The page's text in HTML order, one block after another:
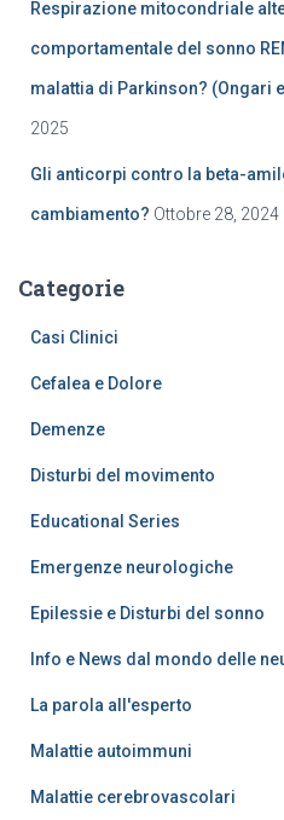
Respirazione mitocondriale
comportamentale del sonno
malattia di Parkinson? (Ongari
2025
Gli anticorpi contro la beta-
cambiamento? Ottobre 28, 2024
Categorie
Casi Clinici
Cefalea e Dolore
Demenze
Disturbi del movimento
Educational Series
Emergenze neurologiche
Epilessie e Disturbi del sonno
Info e News dal mondo delle
La parola all'esperto
Malattie autoimmuni
Malattie cerebrovascolari